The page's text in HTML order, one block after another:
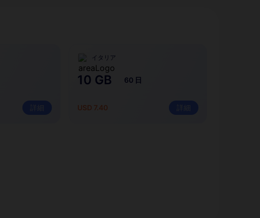
詳細
イタリア
10 GB 60 日
USD 7.40 詳細